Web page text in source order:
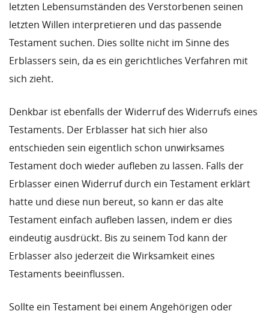
letzten Lebensumständen des Verstorbenen seinen
letzten Willen interpretieren und das passende
Testament suchen. Dies sollte nicht im Sinne des
Erblassers sein, da es ein gerichtliches Verfahren mit
sich zieht.
Denkbar ist ebenfalls der Widerruf des Widerrufs eines
Testaments. Der Erblasser hat sich hier also
entschieden sein eigentlich schon unwirksames
Testament doch wieder aufleben zu lassen. Falls der
Erblasser einen Widerruf durch ein Testament erklärt
hatte und diese nun bereut, so kann er das alte
Testament einfach aufleben lassen, indem er dies
eindeutig ausdrückt. Bis zu seinem Tod kann der
Erblasser also jederzeit die Wirksamkeit eines
Testaments beeinflussen.
Sollte ein Testament bei einem Angehörigen oder